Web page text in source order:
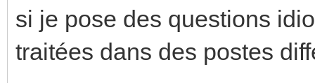
si je pose des questions
traitées dans des postes